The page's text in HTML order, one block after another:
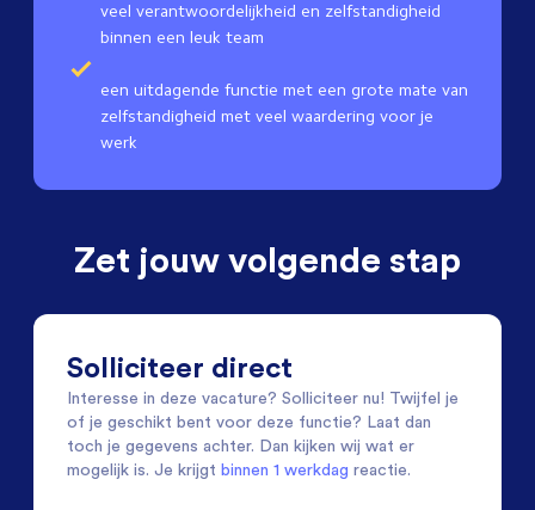
veel verantwoordelijkheid en zelfstandigheid
binnen een leuk team
een uitdagende functie met een grote mate van
zelfstandigheid met veel waardering voor je
werk
Zet jouw volgende stap
Solliciteer direct
Interesse in deze vacature? Solliciteer nu! Twijfel je
of je geschikt bent voor deze functie? Laat dan
toch je gegevens achter. Dan kijken wij wat er
mogelijk is. Je krijgt binnen 1 werkdag reactie.